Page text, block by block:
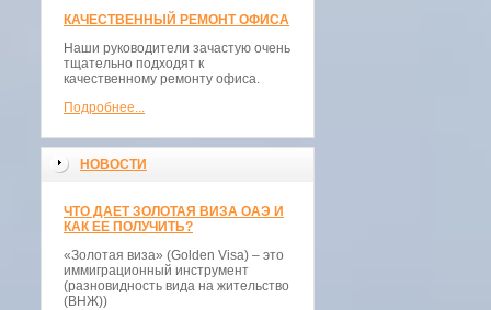
КАЧЕСТВЕННЫЙ РЕМОНТ ОФИСА
Наши руководители зачастую очень
тщательно подходят к
качественному ремонту офиса.
Подробнее...
НОВОСТИ
ЧТО ДАЕТ ЗОЛОТАЯ ВИЗА ОАЭ И
КАК ЕЕ ПОЛУЧИТЬ?
«Золотая виза» (Golden Visa) – это
иммиграционный инструмент
(разновидность вида на жительство
(ВНЖ))